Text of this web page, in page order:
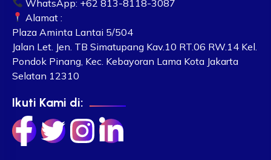
WhatsApp: +62 813-8118-3087
Alamat :
Plaza Aminta Lantai 5/504
Jalan Let. Jen. TB Simatupang Kav.10 RT.06 RW.14 Kel.
Pondok Pinang, Kec. Kebayoran Lama Kota Jakarta
Selatan 12310
Ikuti Kami di: